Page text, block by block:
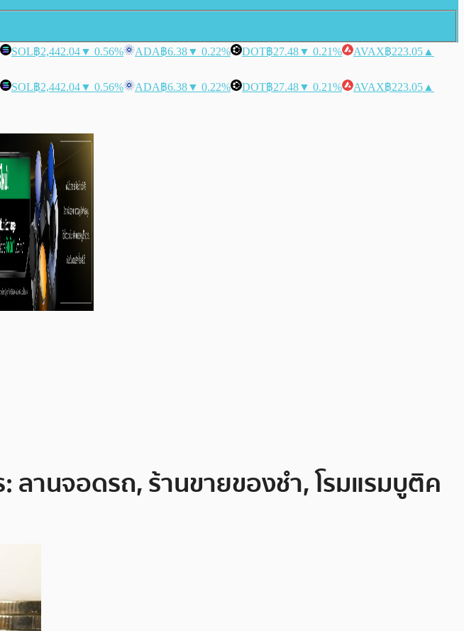
SOL฿2,442.04▼ 0.56% ADA฿6.38▼ 0.22% DOT฿27.48▼ 0.21% AVAX฿223.05 ▲
SOL฿2,442.04▼ 0.56% ADA฿6.38▼ 0.22% DOT฿27.48▼ 0.21% AVAX฿223.05 ▲
ลานจอดรถ, ร้านขายของชำ, โรมแรมบูติค